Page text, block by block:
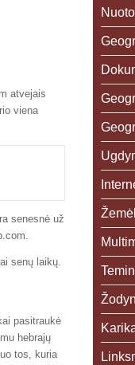
atvejais
viena
senesnė už
senų laikų.
pasitraukė
hebrajų
tos, kuria